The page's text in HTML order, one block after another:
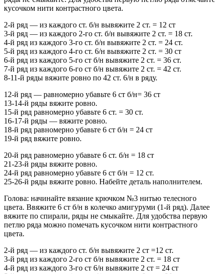
кусочком нити контрастного цвета.
2-й ряд — из каждого ст. б/н вывяжите 2 ст. = 12 ст
3-й ряд — из каждого 2-го ст. б/н вывяжите 2 ст. = 18 ст.
4-й ряд из каждого 3-го ст. б/н вывяжите 2 ст. = 24 ст.
5-й ряд из каждого 4-го ст. 6/н вывяжите 2 ст. = 30 ст
6-й ряд из каждого 5-го ст б/н вывяжите 2 ст. = 36 ст.
7-й ряд из каждого 6-го ст б/н вывяжите 2 ст. = 42 ст.
8-11-й ряды вяжите ровно по 42 ст. 6/н в ряду.
12-й ряд — равномерно убавьте 6 ст б/н= 36 ст
13-14-й ряды вяжите ровно.
15-й ряд равномерно убавьте 6 ст. = 30 ст.
16-17-й ряды — вяжите ровно.
18-й ряд равномерно убавьте 6 ст б/н = 24 ст
19-й ряд вяжите ровно.
20-й ряд равномерно убавьте 6 ст. б/н = 18 ст
21-23-й ряды вяжите ровно.
24-й ряд равномерно убавьте 6 ст б/н = 12 ст.
25-26-й ряды вяжите ровно. Набейте деталь наполнителем.
Голова: начинайте вязание крючком №3 нитью телесного
цвета. Ввяжите 6 ст б/н в колечко амигуруми (1-й ряд). Далее
вяжите по спирали, ряды не смыкайте. Для удобства первую
петлю ряда можно помечать кусочком нити контрастного
цвета.
2-й ряд — из каждого ст. б/н вывяжите 2 ст =12 ст.
3-й ряд из каждого 2-го ст б/н вывяжите 2 ст. = 18 ст
4-й ряд из каждого 3-го ст 6/н вывяжите 2 ст = 24 ст